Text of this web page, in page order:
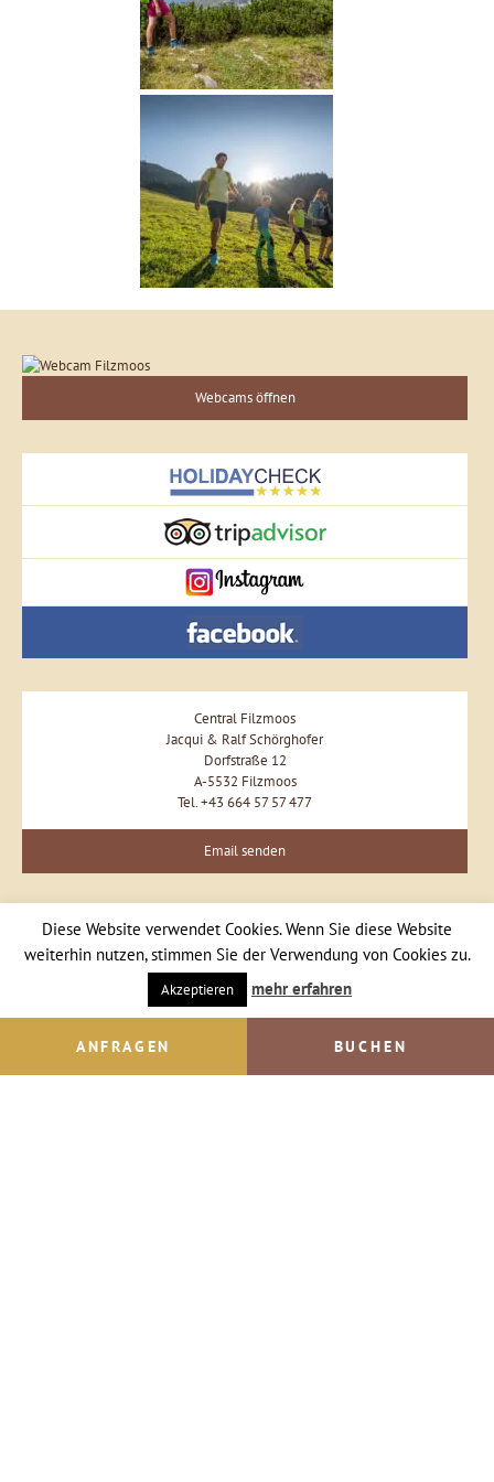
ANFRAGEN BUCHEN
Webcams öffnen
Central Filzmoos
Jacqui & Ralf Schörghofer
Dorfstraße 12
A-5532 Filzmoos
Tel. +43 664 57 57 477
Email senden
Diese Website verwendet Cookies. Wenn Sie diese Website
weiterhin nutzen, stimmen Sie der Verwendung von Cookies zu.
Akzeptieren mehr erfahren